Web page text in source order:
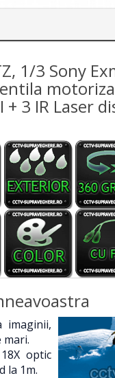
1/3 Sony
+ 3 IR Laser
imaginii,
mari.
optic
la 1m.